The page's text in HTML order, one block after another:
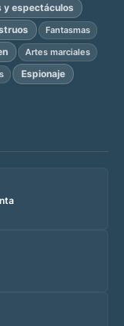
y espectáculos
Fantasmas
Artes marciales
Espionaje